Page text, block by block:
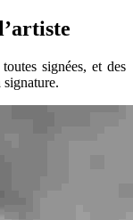
signées, et des